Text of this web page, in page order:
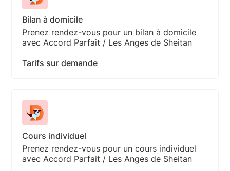
Bilan à domicile
Prenez rendez-vous pour un bilan à domicile
avec Accord Parfait / Les Anges de Sheitan
Tarifs sur demande
Cours individuel
Prenez rendez-vous pour un cours individuel
avec Accord Parfait / Les Anges de Sheitan